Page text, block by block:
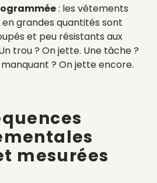
: les vêtements
grandes quantités sont
et peu résistants aux
trou ? On jette. Une tâche ?
? On jette encore.
mesurées